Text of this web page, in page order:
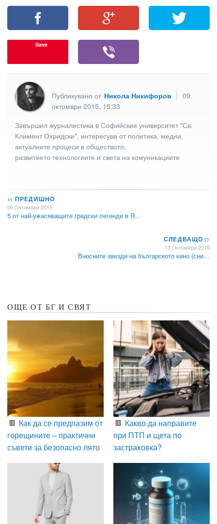
Save
Публикувано от Никола Никифоров
09
октомври 2015, 15:33
Завършил журналистика в Софийския университет "Св.
Климент Охридски", интересува от политика, медии,
актуалните процеси в обществото,
развитието технологиите и света на комуникациите
<< ПРЕДИШНО
09 Октомври 2015
5 от най-ужасяващите градски легенди в Я…
СЛЕДВАЩО>>
13 Октомври 2015
Вносните звезди на българското кино (сни…
ОЩЕ ОТ БГ И СВЯТ
Как да се предпазим от
горещините – практични
съвети за безопасно лято
Какво да направите
при ПТП и щета по
застраховка?